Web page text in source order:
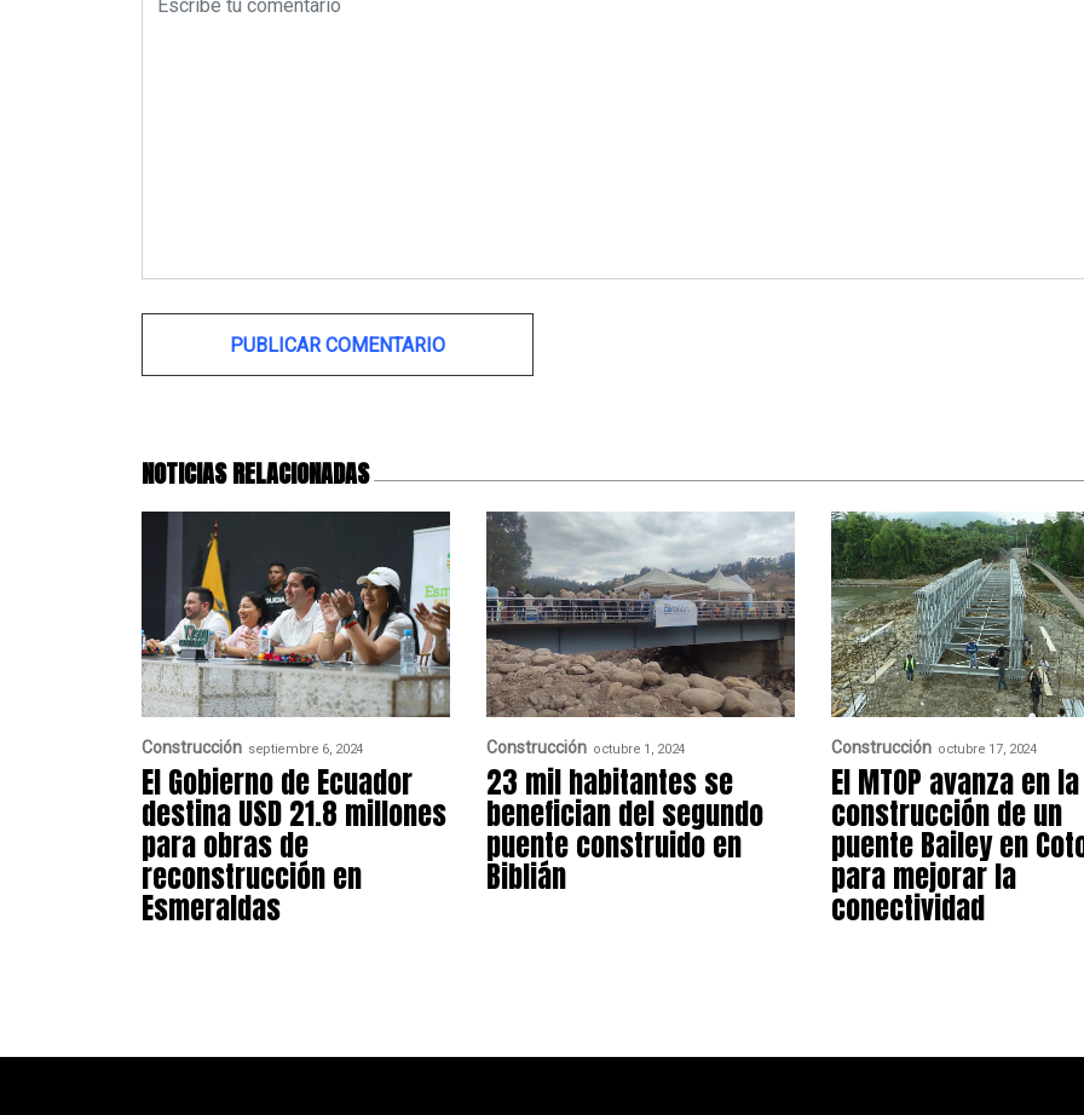
NOTICIAS RELACIONADAS
Construcción septiembre 6, 2024
El Gobierno de Ecuador
destina USD 21.8 millones
para obras de
reconstrucción en
Esmeraldas
Construcción octubre 1, 2024
23 mil habitantes se
benefician del segundo
puente construido en
Biblián
Construcción octubre 17, 2024
El MTOP avanza en la
construcción de un
puente Bailey en
para mejorar la
conectividad